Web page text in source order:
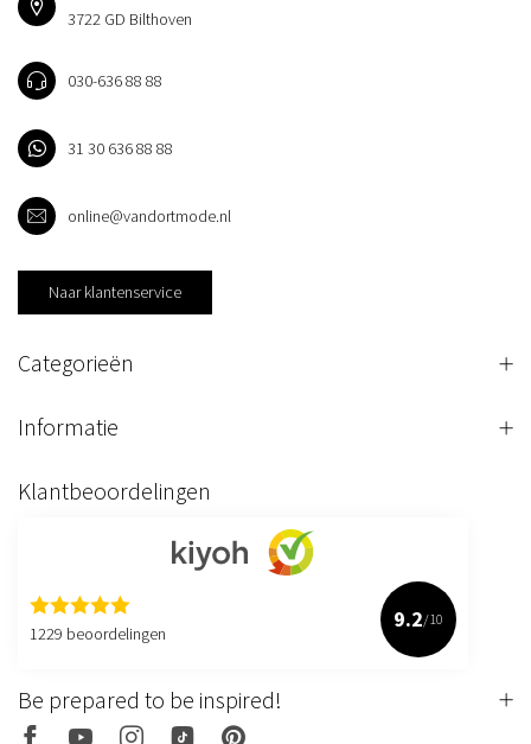
3722 GD Bilthoven
030-636 88 88
31 30 636 88 88
online@vandortmode.nl
Naar klantenservice
Categorieën
Informatie
Klantbeoordelingen
1229 beoordelingen
9.2/10
Be prepared to be inspired!